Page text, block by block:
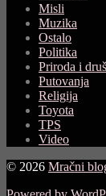
Misli
Muzika
Ostalo
Politika
Priroda i
Putovanja
Religija
Toyota
TPS
Video
© 2026 Mračni